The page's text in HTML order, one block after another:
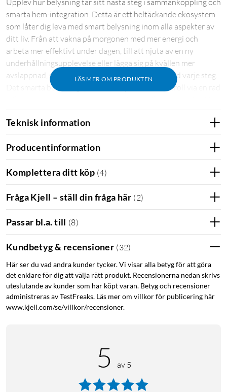
LÄS MER OM PRODUKTEN
Upplev hur belysning tar sitt nästa steg i sammankoppling och
smarta hem-integration. Detta är ett heltäckande ekosystem
som låter dig leva med smart belysning inom alla aspekter av
ditt liv. Från att vakna på morgonen med mer energi och
arbeta mer effektivt under dagen, till att njuta av en ny
underhållningsupplevelse eller lägga sig på kvällen mer
avslappnad, så kommer Hue att vara där för dig vid varje steg.
Det smarta belysningsystemet erbjuder full kontroll via en rad
med olika funktionaliteter och en enorm mängd med
tredjepartsappar och andra smarta hem-partners som
integrerar kontrollen av din belysning även mer.
Med Philips Hue finns inga gränser: Med över 16 miljoner
färger kan du förvandla hemmet till en perfekt festlokal, ge
godnattsagan liv och mycket annat. Använd förinställda
färgljuslägen för att väcka känslan av sommar till liv när som
helst eller använd ett eget foto för att återuppleva ett speciellt
minne.
Använd 50 000 nyanser av varmt till kallt vitt ljus för att
tid på dagen. Få en bra start på dagen med kallt, energigivande
vitt ljus eller gör dig redo för läggdags med gyllene toner.
Teknisk information
Producentinformation
Komplettera ditt köp (4)
Fråga Kjell – ställ din fråga här (2)
Passar bl.a. till (8)
Kundbetyg & recensioner (32)
Här ser du vad andra kunder tycker. Vi visar alla betyg för att göra
det enklare för dig att välja rätt produkt. Recensionerna nedan skrivs
uteslutande av kunder som har köpt varan. Betyg och recensioner
administreras av TestFreaks. Läs mer om villkor för publicering här
www.kjell.com/se/villkor/recensioner.
5 av 5